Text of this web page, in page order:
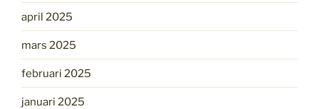
april 2025
mars 2025
februari 2025
januari 2025